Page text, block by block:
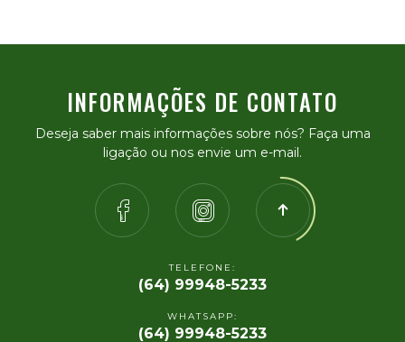
INFORMAÇÕES DE CONTATO
Deseja saber mais informações sobre nós? Faça uma
ligação ou nos envie um e-mail.
TELEFONE:
(64) 99948-5233
WHATSAPP:
(64) 99948-5233